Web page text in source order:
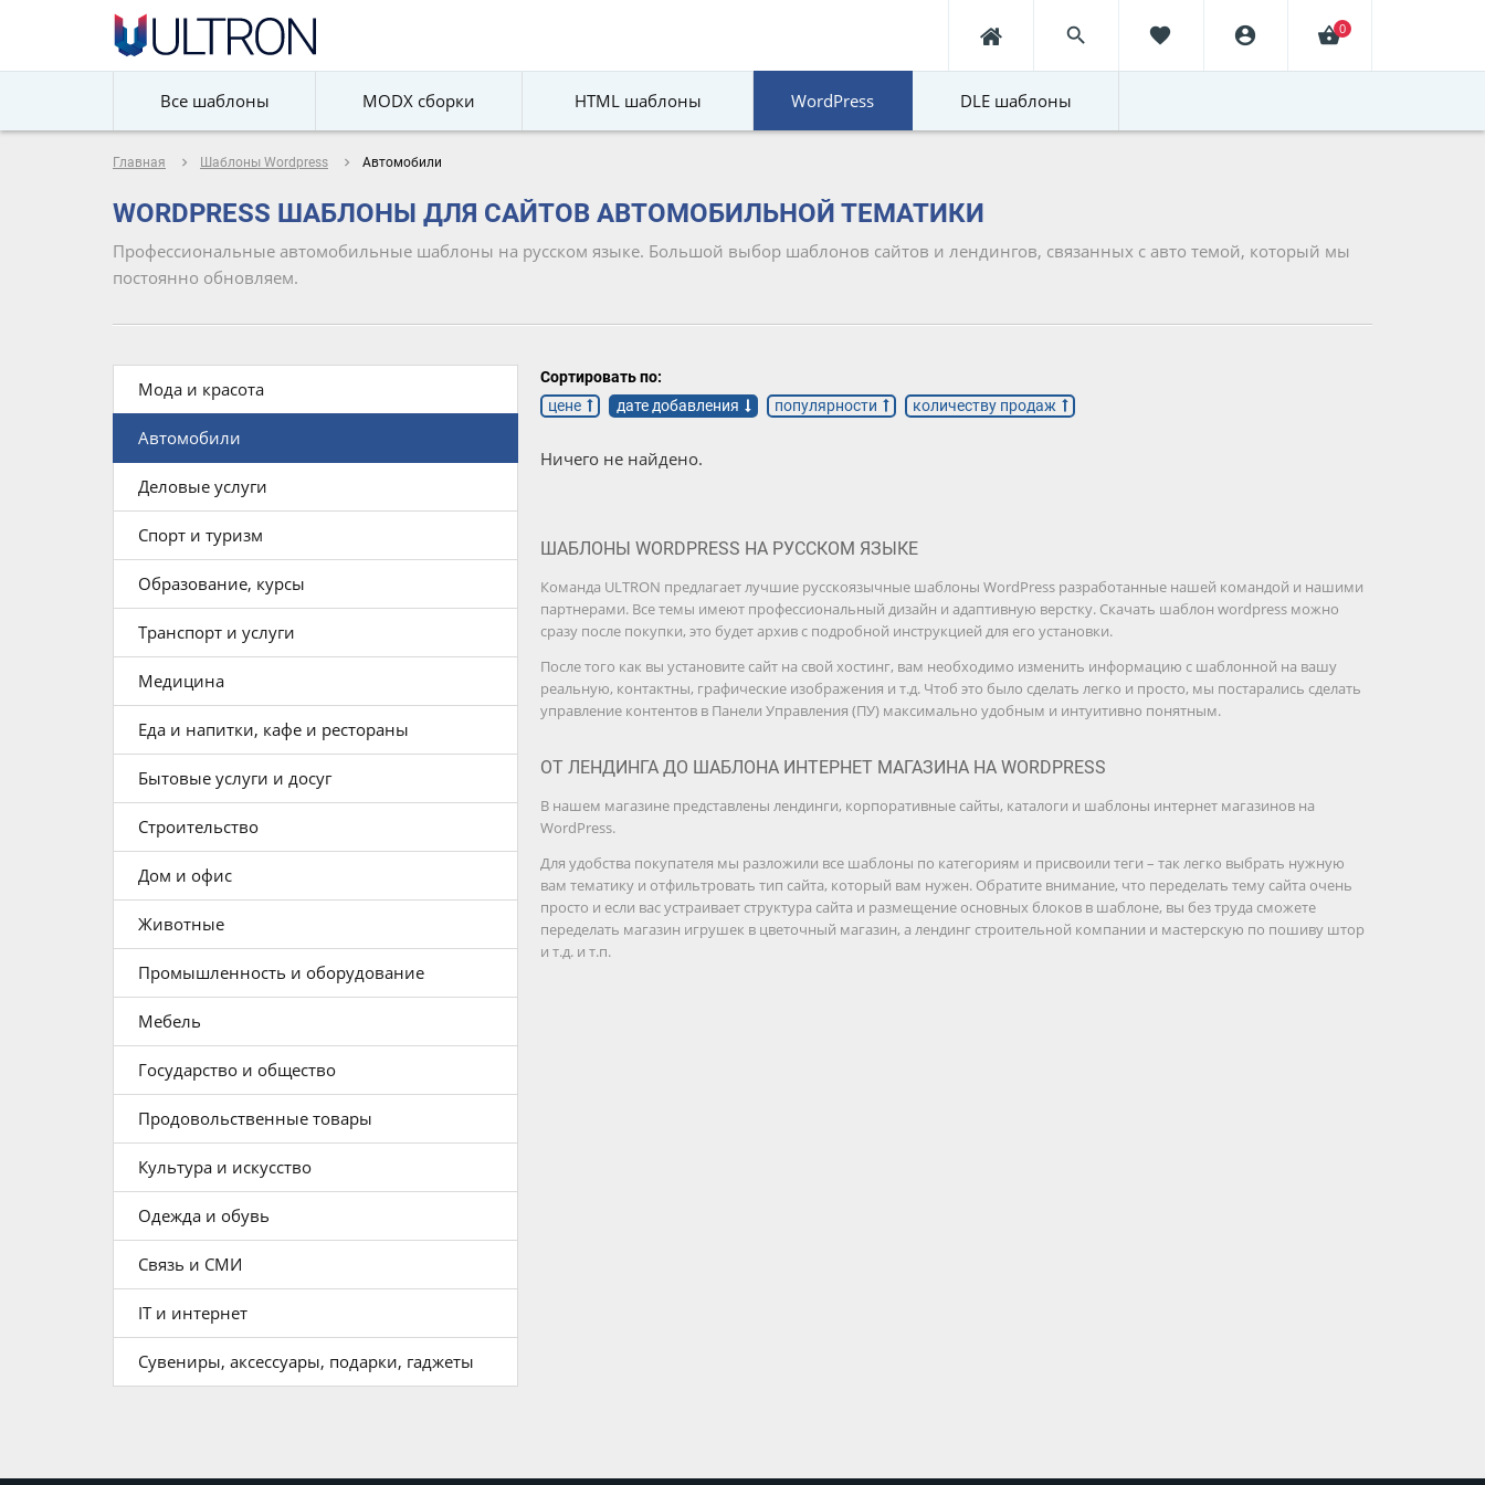
search favorite account_circle shopping_basket0
Все шаблоны MODX сборки HTML шаблоны WordPress DLE шаблоны
Главная navigate_next Шаблоны Wordpress navigate_next Автомобили
WORDPRESS ШАБЛОНЫ ДЛЯ САЙТОВ АВТОМОБИЛЬНОЙ ТЕМАТИКИ
Профессиональные автомобильные шаблоны на русском языке. Большой выбор шаблонов сайтов и лендингов, связанных с авто темой, который мы
постоянно обновляем.
Мода и красота
Автомобили
Деловые услуги
Спорт и туризм
Образование, курсы
Транспорт и услуги
Медицина
Еда и напитки, кафе и рестораны
Бытовые услуги и досуг
Строительство
Дом и офис
Животные
Промышленность и оборудование
Мебель
Государство и общество
Продовольственные товары
Культура и искусство
Одежда и обувь
Связь и СМИ
IT и интернет
Сувениры, аксессуары, подарки, гаджеты
Сортировать по:
цене
дате добавления популярности количеству продаж
Ничего не найдено.
ШАБЛОНЫ WORDPRESS НА РУССКОМ ЯЗЫКЕ
Команда ULTRON предлагает лучшие русскоязычные шаблоны WordPress разработанные нашей командой и нашими
партнерами. Все темы имеют профессиональный дизайн и адаптивную верстку. Скачать шаблон wordpress можно
сразу после покупки, это будет архив с подробной инструкцией для его установки.
После того как вы установите сайт на свой хостинг, вам необходимо изменить информацию с шаблонной на вашу
реальную, контактны, графические изображения и т.д. Чтоб это было сделать легко и просто, мы постарались сделать
управление контентов в Панели Управления (ПУ) максимально удобным и интуитивно понятным.
ОТ ЛЕНДИНГА ДО ШАБЛОНА ИНТЕРНЕТ МАГАЗИНА НА WORDPRESS
В нашем магазине представлены лендинги, корпоративные сайты, каталоги и шаблоны интернет магазинов на
WordPress.
Для удобства покупателя мы разложили все шаблоны по категориям и присвоили теги – так легко выбрать нужную
вам тематику и отфильтровать тип сайта, который вам нужен. Обратите внимание, что переделать тему сайта очень
просто и если вас устраивает структура сайта и размещение основных блоков в шаблоне, вы без труда сможете
переделать магазин игрушек в цветочный магазин, а лендинг строительной компании и мастерскую по пошиву штор
и т.д. и т.п.